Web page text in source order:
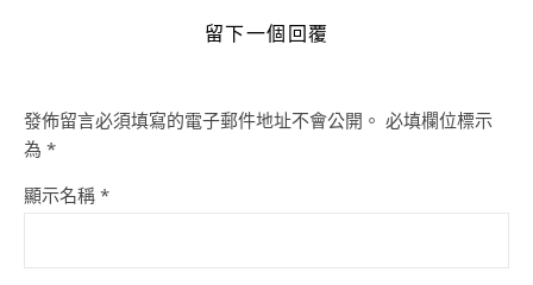
留下一個回覆
發佈留言必須填寫的電子郵件地址不會公開。 必填欄位標示
為 *
顯示名稱 *